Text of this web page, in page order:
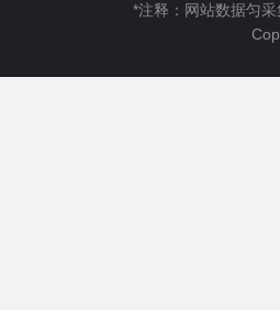
*注释：网站数据匀